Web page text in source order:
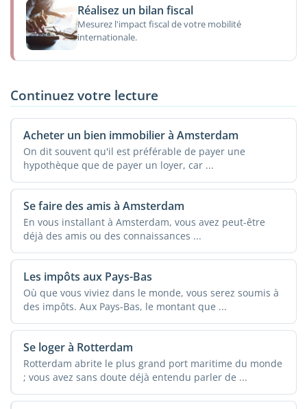
Réalisez un bilan fiscal
Mesurez l'impact fiscal de votre mobilité
internationale.
Continuez votre lecture
Acheter un bien immobilier à Amsterdam
On dit souvent qu'il est préférable de payer une
hypothèque que de payer un loyer, car ...
Se faire des amis à Amsterdam
En vous installant à Amsterdam, vous avez peut-être
déjà des amis ou des connaissances ...
Les impôts aux Pays-Bas
Où que vous viviez dans le monde, vous serez soumis à
des impôts. Aux Pays-Bas, le montant que ...
Se loger à Rotterdam
Rotterdam abrite le plus grand port maritime du monde
; vous avez sans doute déjà entendu parler de ...